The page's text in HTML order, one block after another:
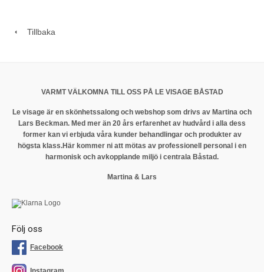
Tillbaka
VARMT VÄLKOMNA TILL OSS PÅ LE VISAGE BÅSTAD
Le visage är en skönhetssalong och webshop som drivs av Martina och
Lars Beckman. Med mer än 20 års erfarenhet av hudvård i alla dess
former kan vi erbjuda våra kunder behandlingar och produkter av
högsta klass.Här kommer ni att mötas av professionell personal i en
harmonisk och avkopplande miljö i centrala Båstad.
Martina & Lars
Följ oss
Facebook